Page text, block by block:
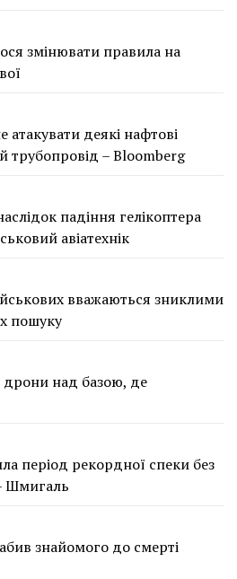
змінювати правила на
атакувати деякі нафтові
трубопровід – Bloomberg
падіння гелікоптера
авіатехнік
вважаються зниклими
пошуку
дрони над базою, де
період рекордної спеки без
Шмигаль
знайомого до смерті